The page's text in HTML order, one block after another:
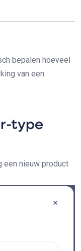
bepalen hoeveel
van een
type
een nieuw product